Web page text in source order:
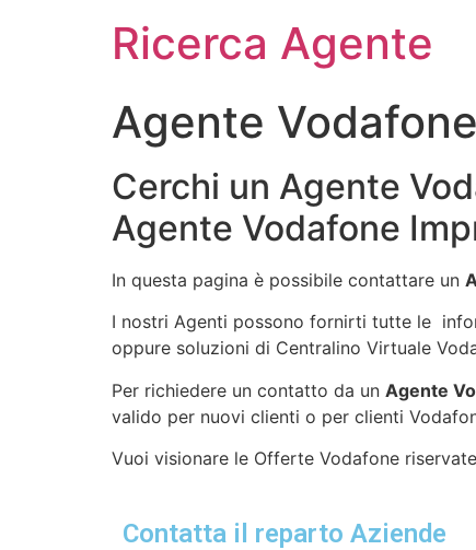
Ricerca Agente
Agente
Cerchi un Agente
Agente Vodafone
In questa pagina è possibile contattare un
I nostri Agenti possono fornirti tutte le
oppure soluzioni di Centralino Virtuale
Per richiedere un contatto da un Agente
valido per nuovi clienti o per clienti
Vuoi visionare le Offerte Vodafone
Contatta il reparto Aziende